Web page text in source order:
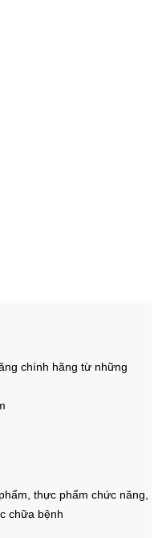
chính hãng từ những
thực phẩm chức năng,
chữa bệnh